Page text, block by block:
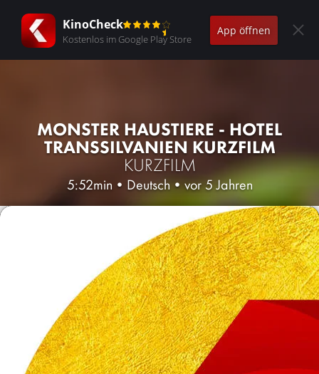
KinoCheck
Kostenlos im Google Play Store
App öffnen
MONSTER HAUSTIERE - HOTEL
TRANSSILVANIEN KURZFILM
KURZFILM
5:52min • Deutsch•vor 5 Jahren